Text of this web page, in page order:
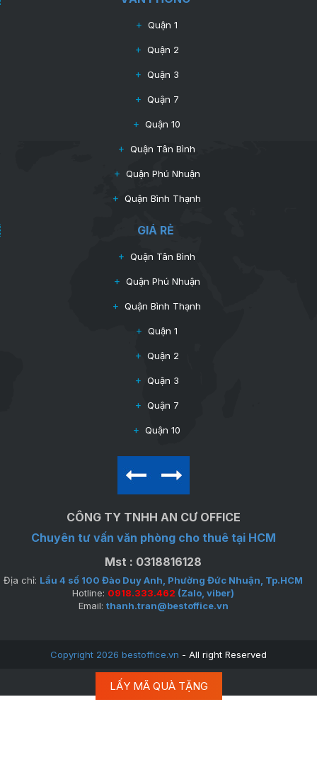
Quận 1
Quận 2
Quận 3
Quận 7
Quận 10
Quận Tân Bình
Quận Phú Nhuận
Quận Bình Thạnh
GIÁ RẺ
Quận Tân Bình
Quận Phú Nhuận
Quận Bình Thạnh
Quận 1
Quận 2
Quận 3
Quận 7
Quận 10
CÔNG TY TNHH AN CƯ OFFICE
Chuyên tư vấn văn phòng cho thuê tại HCM
Mst : 0318816128
Địa chỉ: Lầu 4 số 100 Đào Duy Anh, Phường Đức Nhuận, Tp.HCM
Hotline: 0918.333.462 (Zalo, viber)
Email: thanh.tran@bestoffice.vn
Copyright 2026 bestoffice.vn - All right Reserved
LẤY MÃ QUÀ TẶNG